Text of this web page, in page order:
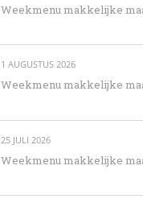
Weekmenu makkelijke
1 AUGUSTUS 2026
Weekmenu makkelijke
25 JULI 2026
Weekmenu makkelijke